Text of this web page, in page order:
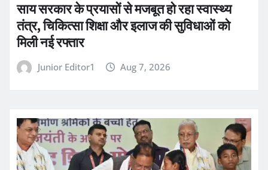
साय सरकार के प्रयासों से मजबूत हो रहा स्वास्थ्य
तंत्र, चिकित्सा शिक्षा और इलाज की सुविधाओं को
मिली नई रफ्तार
Junior Editor1 Aug 7, 2026